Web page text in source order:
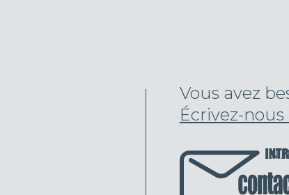
Vous avez
Écrivez-